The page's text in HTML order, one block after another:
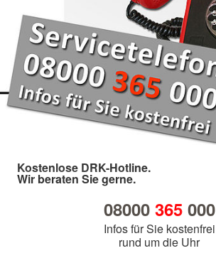
Kostenlose DRK-Hotline.
Wir beraten Sie gerne.
08000 365000
Infos für Sie kostenfrei
rund um die Uhr